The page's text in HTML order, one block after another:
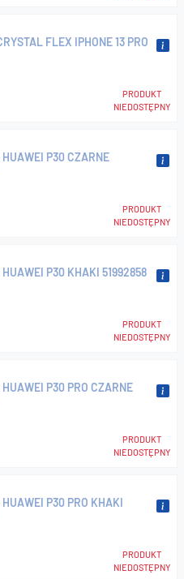
FLEX IPHONE 13 PRO
PRODUKT
NIEDOSTĘPNY
P30 CZARNE
PRODUKT
NIEDOSTĘPNY
P30 KHAKI 51992858
PRODUKT
NIEDOSTĘPNY
P30 PRO CZARNE
PRODUKT
NIEDOSTĘPNY
P30 PRO KHAKI
PRODUKT
NIEDOSTĘPNY